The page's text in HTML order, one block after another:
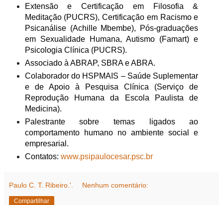
Extensão e Certificação em Filosofia &
Meditação (PUCRS), Certificação em Racismo e
Psicanálise (Achille Mbembe), Pós-graduações
em Sexualidade Humana, Autismo (Famart) e
Psicologia Clínica (PUCRS).
Associado à ABRAP, SBRA e ABRA.
Colaborador do HSPMAIS – Saúde Suplementar
e de Apoio à Pesquisa Clínica (Serviço de
Reprodução Humana da Escola Paulista de
Medicina).
Palestrante sobre temas ligados ao
comportamento humano no ambiente social e
empresarial.
Contatos: www.psipaulocesar.psc.br
Paulo C. T. Ribeiro.'. Nenhum comentário:
Compartilhar